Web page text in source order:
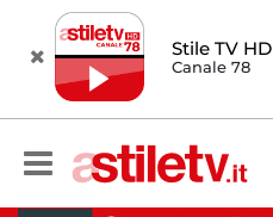
Stile TV HD
Canale 78